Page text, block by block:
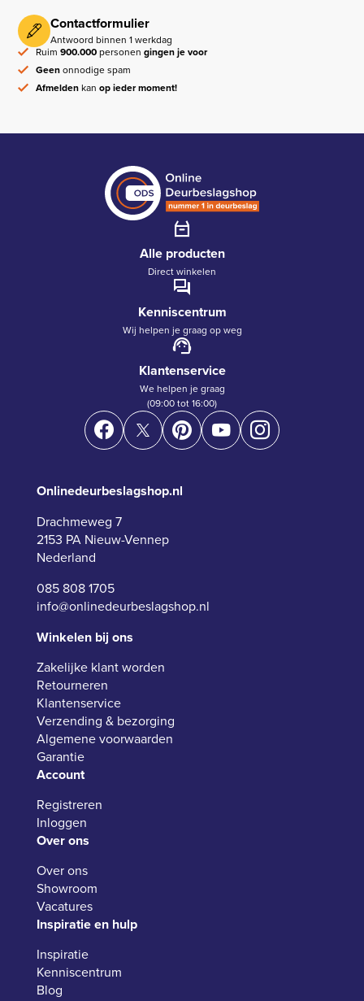
Contactformulier
Antwoord binnen 1 werkdag
Ruim900.000personengingen je voor
Geenonnodige spam
Afmeldenkanop ieder moment!
Alle producten
Direct winkelen
Kenniscentrum
Wij helpen je graag op weg
Klantenservice
We helpen je graag
(09:00 tot 16:00)
Onlinedeurbeslagshop.nl
Drachmeweg 7
2153 PA Nieuw-Vennep
Nederland
085 808 1705
info@onlinedeurbeslagshop.nl
Winkelen bij ons
Zakelijke klant worden
Retourneren
Klantenservice
Verzending & bezorging
Algemene voorwaarden
Garantie
Account
Registreren
Inloggen
Over ons
Over ons
Showroom
Vacatures
Inspiratie en hulp
Inspiratie
Kenniscentrum
Blog